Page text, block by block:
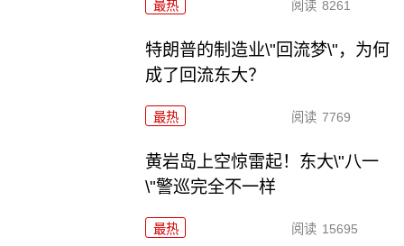
最热 阅读 8261
特朗普的制造业\"回流梦\"，为何
成了回流东大？
最热 阅读 7769
黄岩岛上空惊雷起！东大\"八一
\"警巡完全不一样
最热 阅读 15695